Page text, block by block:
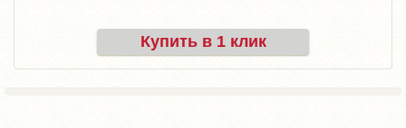
Купить в 1 клик